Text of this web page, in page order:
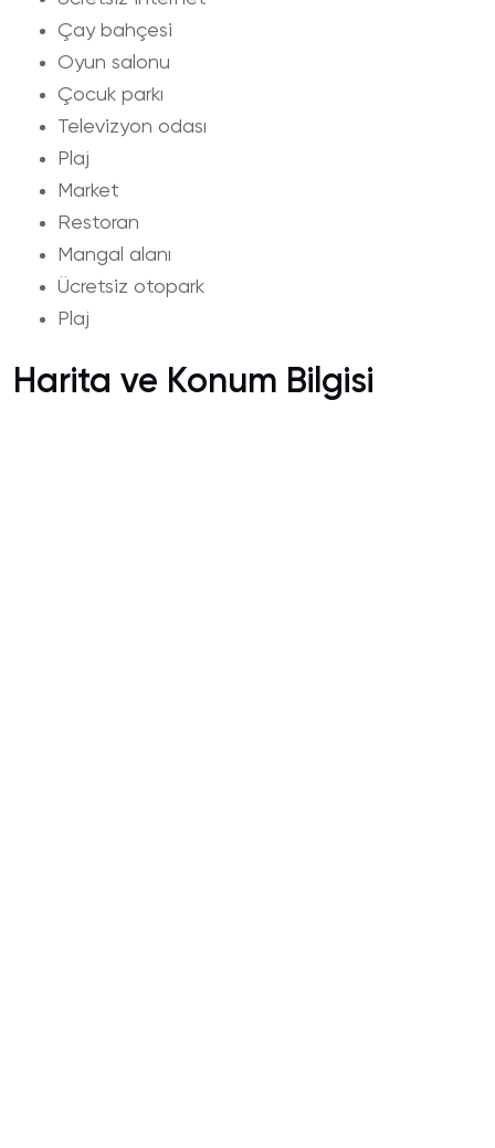
Çay bahçesi
Oyun salonu
Çocuk parkı
Televizyon odası
Plaj
Market
Restoran
Mangal alanı
Ücretsiz otopark
Plaj
Harita ve Konum Bilgisi